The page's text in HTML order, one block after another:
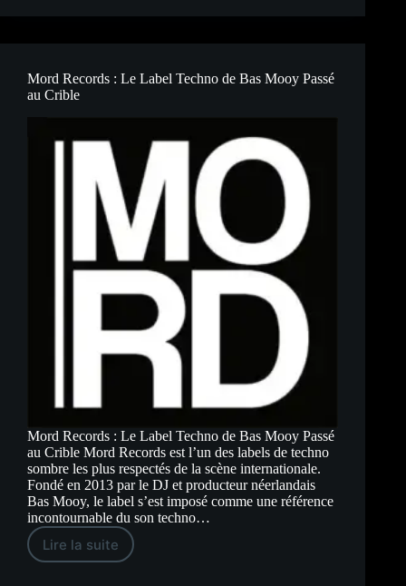
de
Underground
Mord Records : Le Label Techno de Bas Mooy Passé
au Crible
Mord Records : Le Label Techno de Bas Mooy Passé
au Crible Mord Records est l’un des labels de techno
sombre les plus respectés de la scène internationale.
Fondé en 2013 par le DJ et producteur néerlandais
Bas Mooy, le label s’est imposé comme une référence
incontournable du son techno…
Lire la suite
Mord
Records